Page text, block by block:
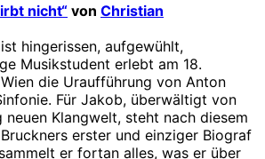
nicht“ von Christian
hingerissen, aufgewühlt,
Musikstudent erlebt am 18.
die Uraufführung von Anton
Für Jakob, überwältigt von
Klangwelt, steht nach diesem
erster und einziger Biograf
er fortan alles, was er über